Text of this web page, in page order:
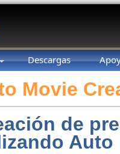
Descargas
Movie
de
Auto